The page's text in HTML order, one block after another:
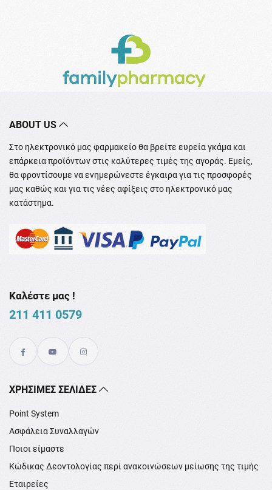
ABOUT US
Στο ηλεκτρονικό μας φαρμακείο θα βρείτε ευρεία γκάμα και
επάρκεια προϊόντων στις καλύτερες τιμές της αγοράς. Εμείς,
θα φροντίσουμε να ενημερώνεστε έγκαιρα για τις προσφορές
μας καθώς και για τις νέες αφίξεις στο ηλεκτρονικό μας
κατάστημα.
Καλέστε μας !
211 411 0579
XΡΉΣΙΜΕΣ ΣΕΛΊΔΕΣ
Point System
Ασφάλεια Συναλλαγών
Ποιοι είμαστε
Κώδικας Δεοντολογίας περί ανακοινώσεων μείωσης της τιμής
Εταιρείες